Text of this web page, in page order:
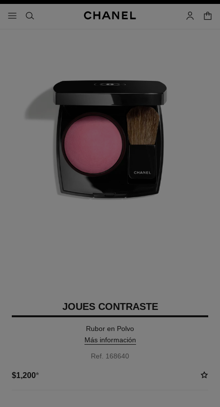
- navegación principal
buscar cuenta
carrito
JOUES CONTRASTE
Rubor en Polvo
Más información
Ref. 168640
$1,200*